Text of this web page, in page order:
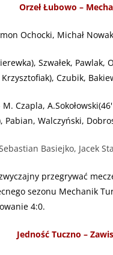
Orzeł Łubowo –
Ochocki, Michał
Szwałek,
Czubik,
M. Czapla,
Pabian, Walczyński,
Basiejko, Jacek
przegrywać
sezonu Mechanik
4:0.
Jedność Tuczno –